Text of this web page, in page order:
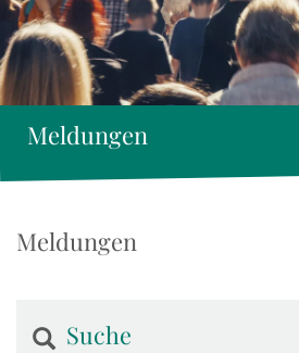
Meldungen
Meldungen
Suche